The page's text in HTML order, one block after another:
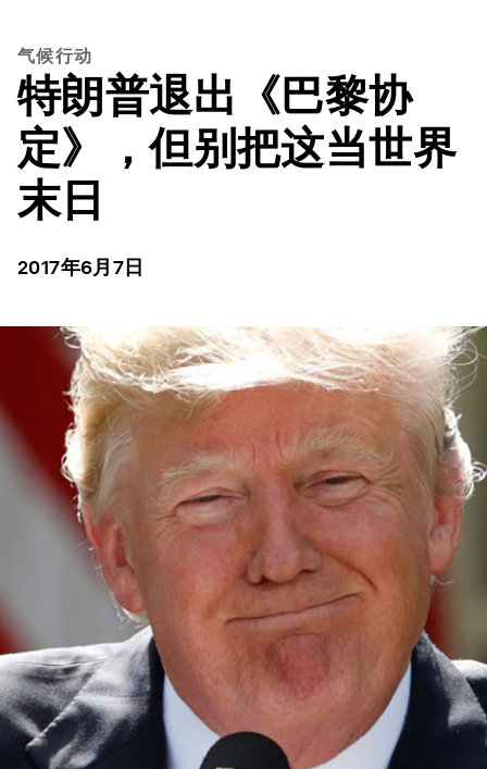
气候行动
特朗普退出《巴黎协
定》，但别把这当世界
末日
2017年6月7日